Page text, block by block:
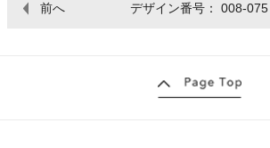
前へ デザイン番号： 008-075